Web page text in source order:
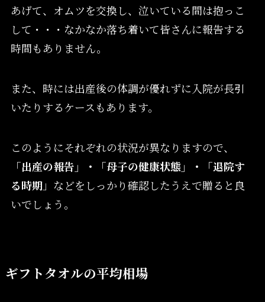
あげて、オムツを交換し、泣いている間は抱っこ
して・・・なかなか落ち着いて皆さんに報告する
時間もありません。
また、時には出産後の体調が優れずに入院が長引
いたりするケースもあります。
このようにそれぞれの状況が異なりますので、
「出産の報告」・「母子の健康状態」・「退院す
る時期」などをしっかり確認したうえで贈ると良
いでしょう。
ギフトタオルの平均相場